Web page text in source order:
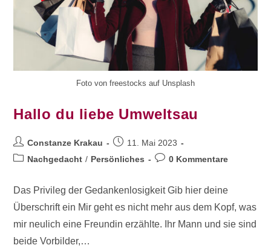
Foto von freestocks auf Unsplash
Hallo du liebe Umweltsau
Constanze Krakau
11. Mai 2023
Nachgedacht / Persönliches 0 Kommentare
Das Privileg der Gedankenlosigkeit Gib hier deine
Überschrift ein Mir geht es nicht mehr aus dem Kopf, was
mir neulich eine Freundin erzählte. Ihr Mann und sie sind
beide Vorbilder,…